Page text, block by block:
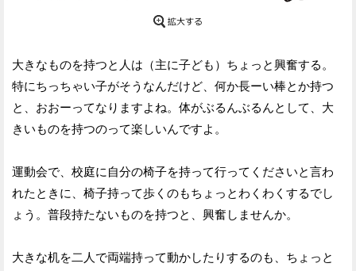
大きなものを持つと人は（主に子ども）ちょっと興奮する。
特にちっちゃい子がそうなんだけど、何か長ーい棒とか持つ
と、おおーってなりますよね。体がぶるんぶるんとして、大
きいものを持つのって楽しいんですよ。
運動会で、校庭に自分の椅子を持って行ってくださいと言わ
れたときに、椅子持って歩くのもちょっとわくわくするでし
ょう。普段持たないものを持つと、興奮しませんか。
大きな机を二人で両端持って動かしたりするのも、ちょっと